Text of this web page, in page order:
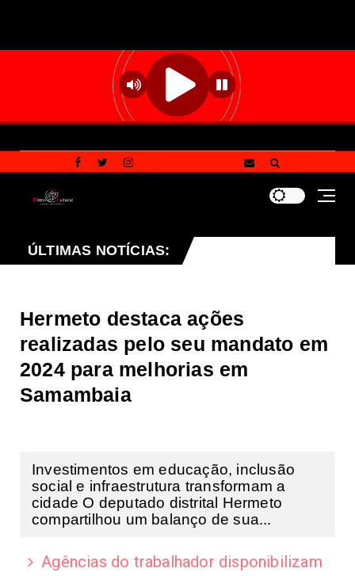
ÚLTIMAS NOTÍCIAS:
projeto que endurece penalidades para vandalismo
Hermeto destaca ações
realizadas pelo seu mandato em
2024 para melhorias em
Samambaia
Investimentos em educação, inclusão
social e infraestrutura transformam a
cidade O deputado distrital Hermeto
compartilhou um balanço de sua...
Agências do trabalhador disponibilizam